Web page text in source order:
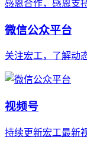
感恩合作，感恩支
微信公众平台
关注宏工，了解动
视频号
持续更新宏工最新